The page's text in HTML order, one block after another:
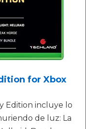
for Xbox
Edition incluye lo
de luz: La